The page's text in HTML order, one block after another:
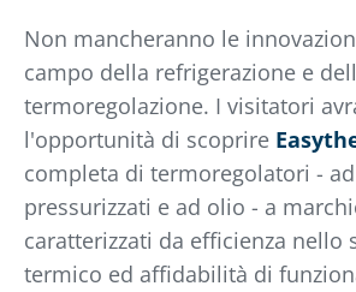
Non mancheranno le
campo della refrigerazione e
termoregolazione. I visitatori
l'opportunità di scoprire
completa di termoregolatori -
pressurizzati e ad olio - a
caratterizzati da efficienza nello
termico ed affidabilità di